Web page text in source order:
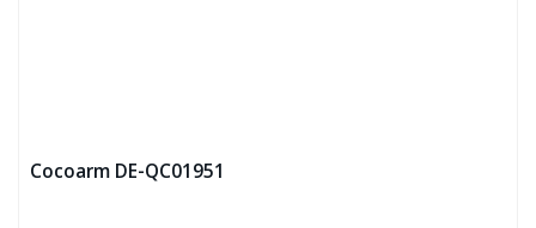
Cocoarm DE-QC01951